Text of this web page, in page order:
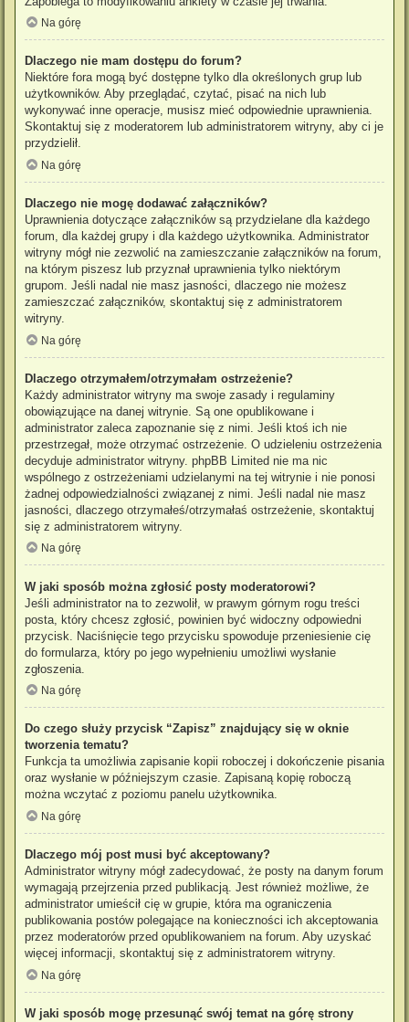
Na górę
Dlaczego nie mam dostępu do forum?
Niektóre fora mogą być dostępne tylko dla określonych grup lub
użytkowników. Aby przeglądać, czytać, pisać na nich lub
wykonywać inne operacje, musisz mieć odpowiednie uprawnienia.
Skontaktuj się z moderatorem lub administratorem witryny, aby ci je
przydzielił.
Na górę
Dlaczego nie mogę dodawać załączników?
Uprawnienia dotyczące załączników są przydzielane dla każdego
forum, dla każdej grupy i dla każdego użytkownika. Administrator
witryny mógł nie zezwolić na zamieszczanie załączników na forum,
na którym piszesz lub przyznał uprawnienia tylko niektórym
grupom. Jeśli nadal nie masz jasności, dlaczego nie możesz
zamieszczać załączników, skontaktuj się z administratorem
witryny.
Na górę
Dlaczego otrzymałem/otrzymałam ostrzeżenie?
Każdy administrator witryny ma swoje zasady i regulaminy
obowiązujące na danej witrynie. Są one opublikowane i
administrator zaleca zapoznanie się z nimi. Jeśli ktoś ich nie
przestrzegał, może otrzymać ostrzeżenie. O udzieleniu ostrzeżenia
decyduje administrator witryny. phpBB Limited nie ma nic
wspólnego z ostrzeżeniami udzielanymi na tej witrynie i nie ponosi
żadnej odpowiedzialności związanej z nimi. Jeśli nadal nie masz
jasności, dlaczego otrzymałeś/otrzymałaś ostrzeżenie, skontaktuj
się z administratorem witryny.
Na górę
W jaki sposób można zgłosić posty moderatorowi?
Jeśli administrator na to zezwolił, w prawym górnym rogu treści
posta, który chcesz zgłosić, powinien być widoczny odpowiedni
przycisk. Naciśnięcie tego przycisku spowoduje przeniesienie cię
do formularza, który po jego wypełnieniu umożliwi wysłanie
zgłoszenia.
Na górę
Do czego służy przycisk “Zapisz” znajdujący się w oknie
tworzenia tematu?
Funkcja ta umożliwia zapisanie kopii roboczej i dokończenie pisania
oraz wysłanie w późniejszym czasie. Zapisaną kopię roboczą
można wczytać z poziomu panelu użytkownika.
Na górę
Dlaczego mój post musi być akceptowany?
Administrator witryny mógł zadecydować, że posty na danym forum
wymagają przejrzenia przed publikacją. Jest również możliwe, że
administrator umieścił cię w grupie, która ma ograniczenia
publikowania postów polegające na konieczności ich akceptowania
przez moderatorów przed opublikowaniem na forum. Aby uzyskać
więcej informacji, skontaktuj się z administratorem witryny.
Na górę
W jaki sposób mogę przesunąć swój temat na górę strony